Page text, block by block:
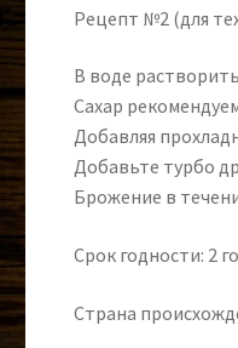
Рецепт №2 (для
В воде
Сахар
Добавляя
Добавьте турбо
Брожение в
Срок годности: 2
Страна